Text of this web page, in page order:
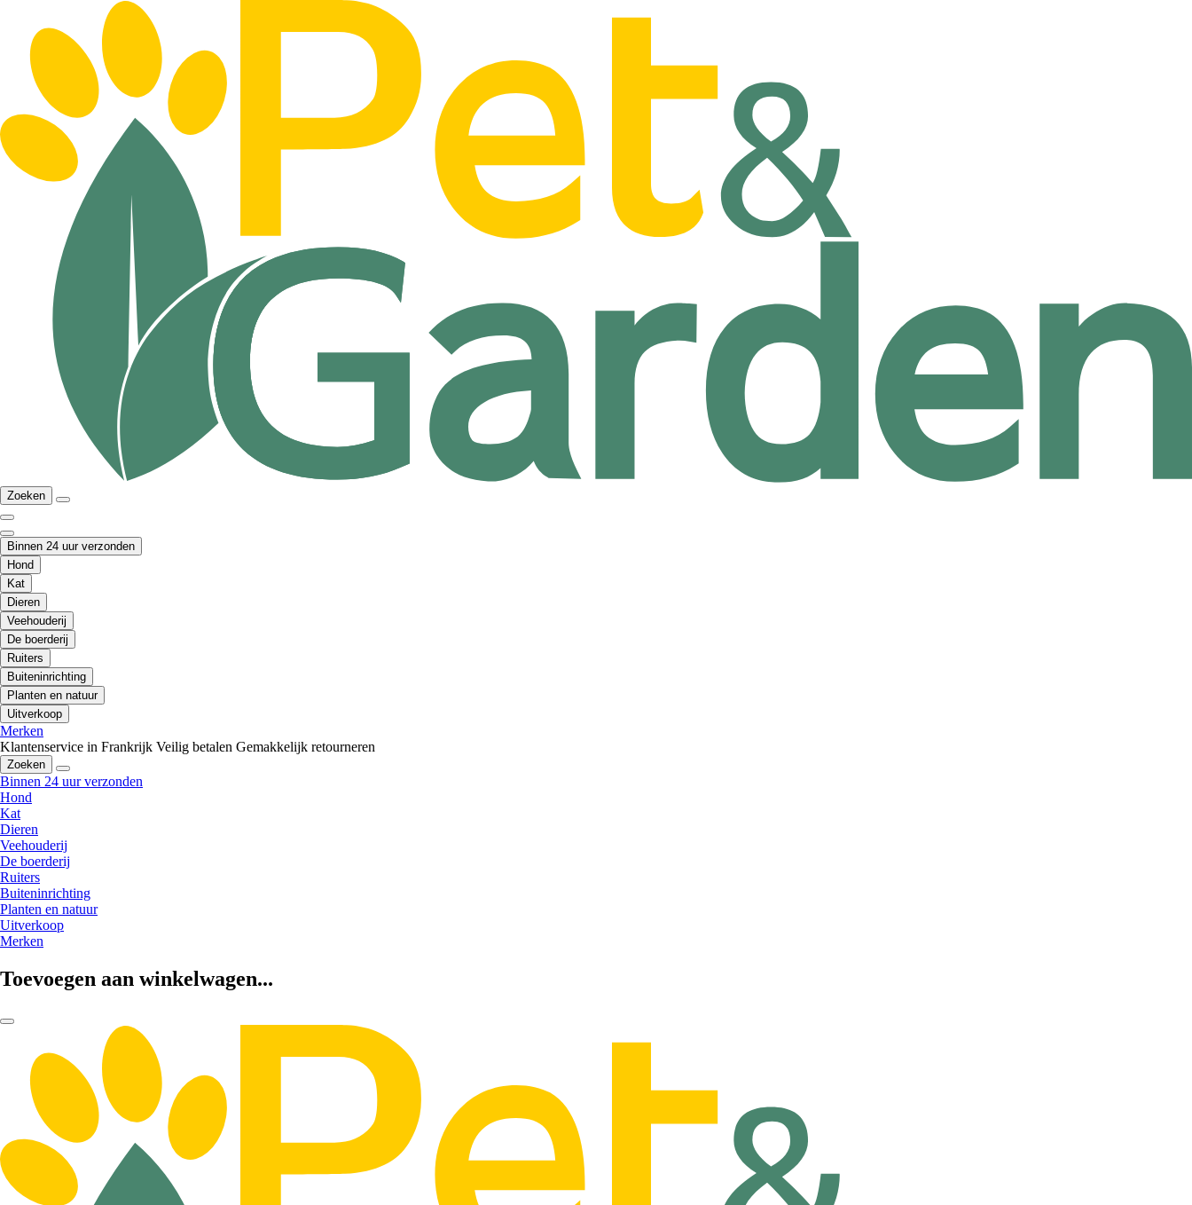
Zoeken
Binnen 24 uur verzonden
Hond
Kat
Dieren
Veehouderij
De boerderij
Ruiters
Buiteninrichting
Planten en natuur
Uitverkoop
Merken
Klantenservice in Frankrijk Veilig betalen Gemakkelijk retourneren
Zoeken
Binnen 24 uur verzonden
Hond
Kat
Dieren
Veehouderij
De boerderij
Ruiters
Buiteninrichting
Planten en natuur
Uitverkoop
Merken
Toevoegen aan winkelwagen...